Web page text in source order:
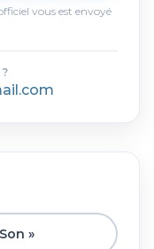
vous est envoyé
»